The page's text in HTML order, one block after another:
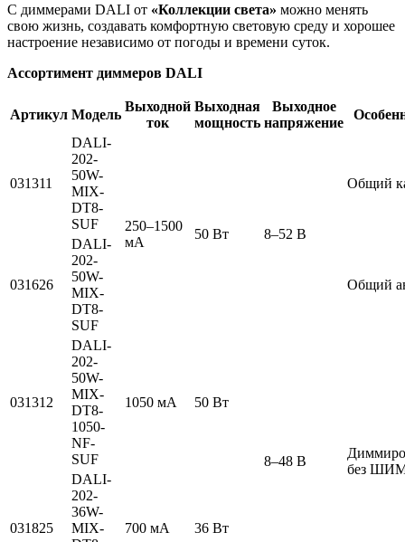
С диммерами DALI от «Коллекции света» можно менять
свою жизнь, создавать комфортную световую среду и хорошее
настроение независимо от погоды и времени суток.
Ассортимент диммеров DALI
Артикул Модель
Выходной
ток
Выходная
мощность
Выходное
напряжение
031311
DALI-
202-
50W-
MIX-
DT8-
SUF
250–1500
мА
50 Вт 8–52 В
Общий
031626
DALI-
202-
50W-
MIX-
DT8-
SUF
Общий
031312
DALI-
202-
50W-
MIX-
DT8-
1050-
NF-
SUF
1050 мА 50 Вт
8–48 В
без
031825
DALI-
202-
36W-
MIX-
700 мА 36 Вт